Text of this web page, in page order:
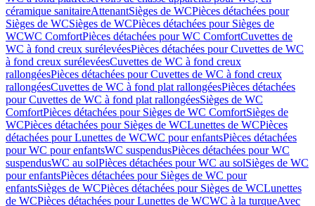
céramique sanitaireAttenantSièges de WCPièces détachées pour
Sièges de WCSièges de WCPièces détachées pour Sièges de
WCWC ComfortPièces détachées pour WC ComfortCuvettes de
WC à fond creux surélevéesPièces détachées pour Cuvettes de WC
à fond creux surélevéesCuvettes de WC à fond creux
rallongéesPièces détachées pour Cuvettes de WC à fond creux
rallongéesCuvettes de WC à fond plat rallongéesPièces détachées
pour Cuvettes de WC à fond plat rallongéesSièges de WC
ComfortPièces détachées pour Sièges de WC ComfortSièges de
WCPièces détachées pour Sièges de WCLunettes de WCPièces
détachées pour Lunettes de WCWC pour enfantsPièces détachées
pour WC pour enfantsWC suspendusPièces détachées pour WC
suspendusWC au solPièces détachées pour WC au solSièges de WC
pour enfantsPièces détachées pour Sièges de WC pour
enfantsSièges de WCPièces détachées pour Sièges de WCLunettes
de WCPièces détachées pour Lunettes de WCWC à la turqueAvec